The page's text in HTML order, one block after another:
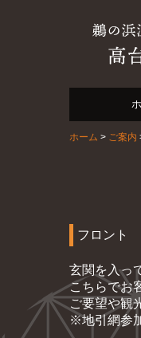
ホーム ご案内
フロント
玄関を入っ
こちらでお
ご要望や観
※地引網参